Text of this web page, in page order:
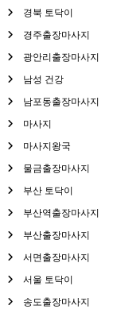
경북 토닥이
경주출장마사지
광안리출장마사지
남성 건강
남포동출장마사지
마사지
마사지왕국
물금출장마사지
부산 토닥이
부산역출장마사지
부산출장마사지
서면출장마사지
서울 토닥이
송도출장마사지